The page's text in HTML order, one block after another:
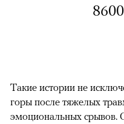
Такие истории не
горы после тяжелых
эмоциональных срывов.